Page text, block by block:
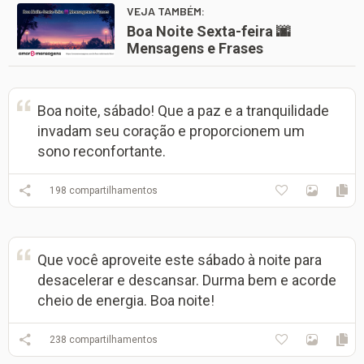
VEJA TAMBÉM:
Boa Noite Sexta-feira 🌆
Mensagens e Frases
Boa noite, sábado! Que a paz e a tranquilidade
invadam seu coração e proporcionem um
sono reconfortante.
198 compartilhamentos
Que você aproveite este sábado à noite para
desacelerar e descansar. Durma bem e acorde
cheio de energia. Boa noite!
238 compartilhamentos